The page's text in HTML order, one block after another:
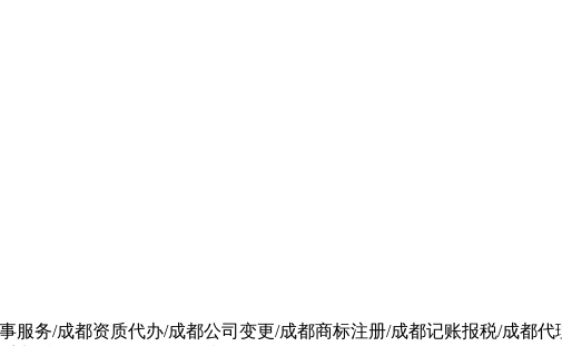
服务/成都资质代办/成都公司变更/成都商标注册/成都记账报税/成都